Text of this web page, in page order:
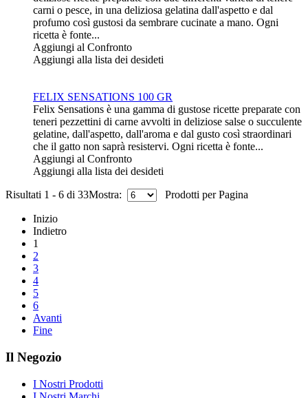
carni o pesce, in una deliziosa gelatina dall'aspetto e dal
profumo così gustosi da sembrare cucinate a mano. Ogni
ricetta è fonte...
Aggiungi al Confronto
Aggiungi alla lista dei desideti
FELIX SENSATIONS 100 GR
Felix Sensations è una gamma di gustose ricette preparate con
teneri pezzettini di carne avvolti in deliziose salse o succulente
gelatine, dall'aspetto, dall'aroma e dal gusto così straordinari
che il gatto non saprà resistervi. Ogni ricetta è fonte...
Aggiungi al Confronto
Aggiungi alla lista dei desideti
Risultati 1 - 6 di 33Mostra: Prodotti per Pagina
Inizio
Indietro
1
2
3
4
5
6
Avanti
Fine
Il Negozio
I Nostri Prodotti